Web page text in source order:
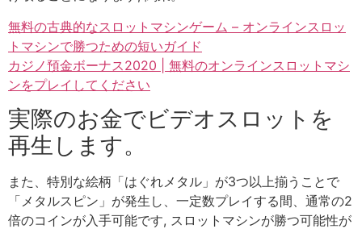
無料の古典的なスロットマシンゲーム – オンラインスロッ
トマシンで勝つための短いガイド
カジノ預金ボーナス2020 | 無料のオンラインスロットマシ
ンをプレイしてください
実際のお金でビデオスロットを
再生します。
また、特別な絵柄「はぐれメタル」が3つ以上揃うことで
「メタルスピン」が発生し、一定数プレイする間、通常の2
倍のコインが入手可能です, スロットマシンが勝つ可能性が